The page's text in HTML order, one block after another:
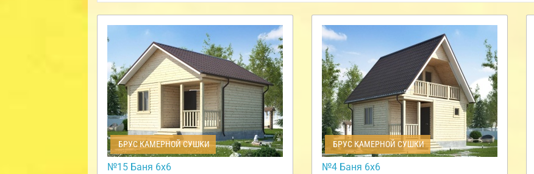
БРУС КАМЕРНОЙ СУШКИ
№15 Баня 6х6
БРУС КАМЕРНОЙ СУШКИ
№4 Баня 6х6